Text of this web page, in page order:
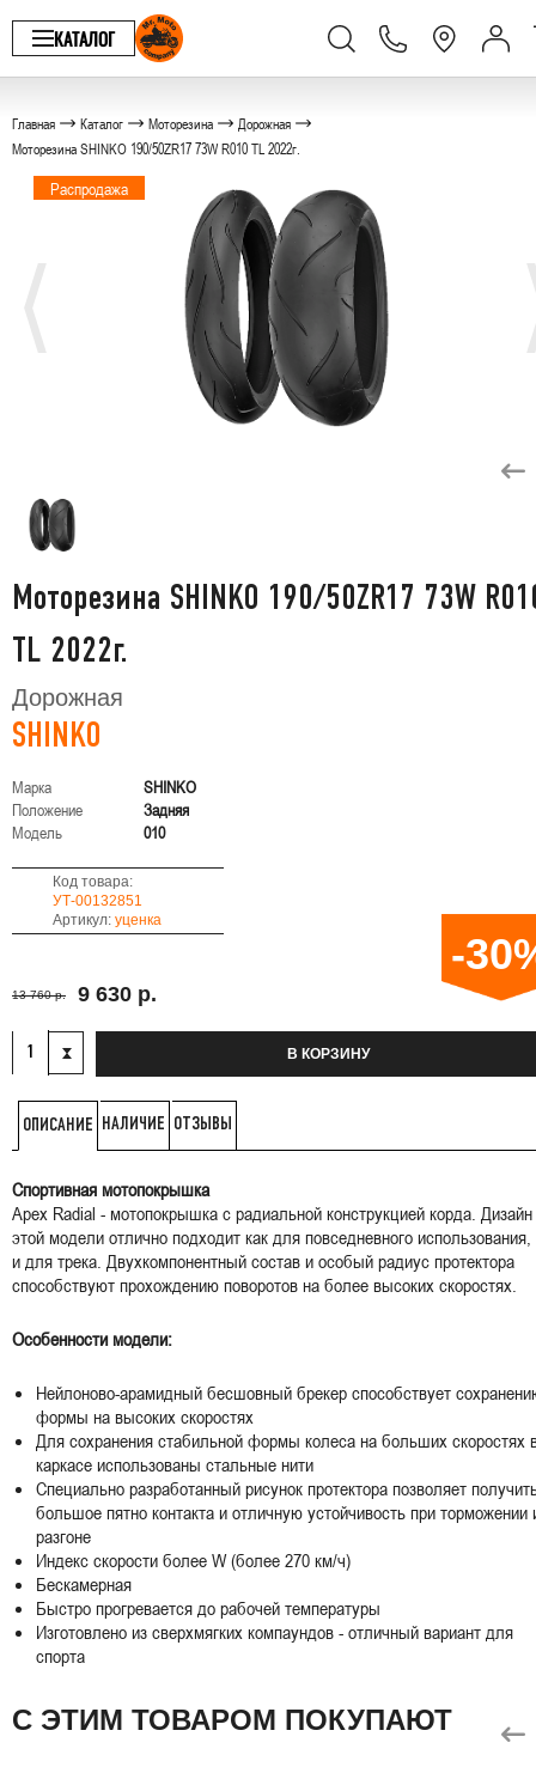
КАТАЛОГ
Главная Каталог Моторезина
Дорожная
Моторезина SHINKO 190/50ZR17 73W R010 TL 2022г.
Распродажа
Моторезина SHINKO 190/50ZR17 73W
TL 2022г.
Дорожная
SHINKO
Марка
SHINKO
Положение
Задняя
Модель
010
Код товара:
УТ-00132851
Артикул: уценка
13 760 р. 9 630 р.
-
В КОРЗИНУ
ОПИСАНИЕ НАЛИЧИЕ ОТЗЫВЫ
Спортивная мотопокрышка
Apex Radial - мотопокрышка с радиальной конструкцией корда. Дизайн
этой модели отлично подходит как для повседневного использования,
и для трека. Двухкомпонентный состав и особый радиус протектора
способствуют прохождению поворотов на более высоких скоростях.
Особенности модели:
Нейлоново-арамидный бесшовный брекер способствует
формы на высоких скоростях
Для сохранения стабильной формы колеса на больших скоростях
каркасе использованы стальные нити
Специально разработанный рисунок протектора позволяет
большое пятно контакта и отличную устойчивость при торможении
разгоне
Индекс скорости более W (более 270 км/ч)
Бескамерная
Быстро прогревается до рабочей температуры
Изготовлено из сверхмягких компаундов - отличный вариант для
спорта
С ЭТИМ ТОВАРОМ ПОКУПАЮТ